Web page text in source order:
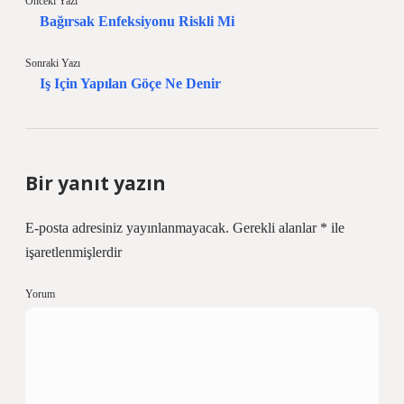
Bağırsak Enfeksiyonu Riskli Mi
Sonraki Yazı
Iş Için Yapılan Göçe Ne Denir
Bir yanıt yazın
E-posta adresiniz yayınlanmayacak. Gerekli alanlar * ile
işaretlenmişlerdir
Yorum